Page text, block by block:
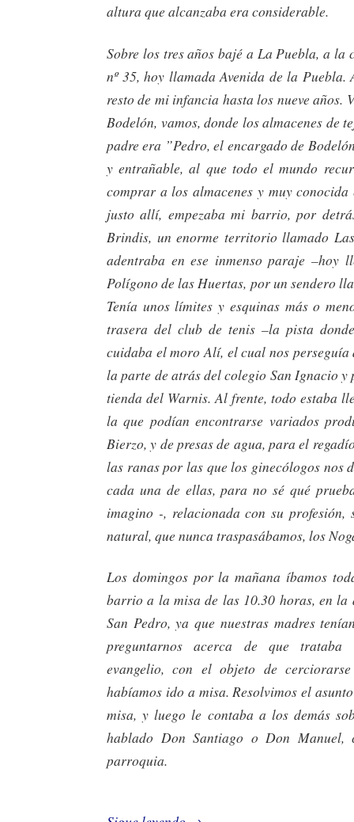
altura que alcanzaba era considerable.
Sobre los tres años bajé a La Puebla, a la
nº 35, hoy llamada Avenida de la
resto de mi infancia hasta los nueve años.
Bodelón, vamos, donde los almacenes de
padre era ”Pedro, el encargado de
y entrañable, al que todo el mundo
comprar a los almacenes y muy
justo allí, empezaba mi barrio, por
Brindis, un enorme territorio llamado
adentraba en ese inmenso paraje –hoy
Polígono de las Huertas, por un sendero
Tenía unos límites y esquinas más o
trasera del club de tenis –la pista
cuidaba el moro Alí, el cual nos perseguía
la parte de atrás del colegio San Ignacio
tienda del Warnis. Al frente, todo estaba
la que podían encontrarse variados
Bierzo, y de presas de agua, para el
las ranas por las que los ginecólogos nos
cada una de ellas, para no sé qué
imagino -, relacionada con su profesión,
natural, que nunca traspasábamos, los
Los domingos por la mañana íbamos
barrio a la misa de las 10.30 horas, en la
San Pedro, ya que nuestras madres
preguntarnos acerca de que trataba
evangelio, con el objeto de
habíamos ido a misa. Resolvimos el
misa, y luego le contaba a los demás
hablado Don Santiago o Don Manuel,
parroquia.